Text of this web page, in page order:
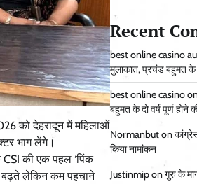
को देहरादून में महिलाओं
भाग लेंगे।
CSI की एक पहल ‘पिंक
बढ़ते लेकिन कम पहचाने
Recent
best online casino
मुलाकात, प्रचंड बहुमत के
best online casino
बहुमत के दो वर्ष पूर्ण होने
Normanbuton
किया नामांकन
Justinmiponगुरु के